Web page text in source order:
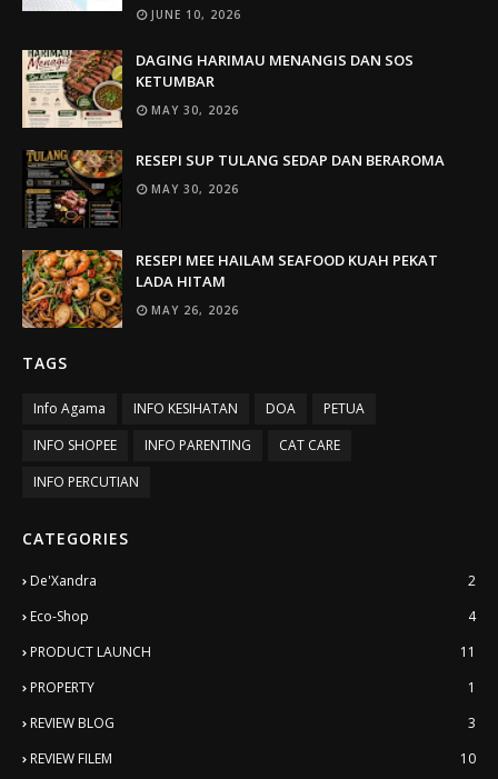
JUNE 10, 2026
DAGING HARIMAU MENANGIS DAN SOS
KETUMBAR
MAY 30, 2026
RESEPI SUP TULANG SEDAP DAN BERAROMA
MAY 30, 2026
RESEPI MEE HAILAM SEAFOOD KUAH PEKAT
LADA HITAM
MAY 26, 2026
TAGS
Info Agama INFO KESIHATAN DOA
PETUA
INFO SHOPEE
INFO PARENTING
CAT CARE
INFO PERCUTIAN
CATEGORIES
De'Xandra
2
Eco-Shop
4
PRODUCT LAUNCH
11
PROPERTY
1
REVIEW BLOG
3
REVIEW FILEM
10